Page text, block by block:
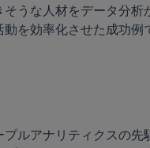
うな人材をデータ分析
動を効率化させた成功例
プルアナリティクスの先